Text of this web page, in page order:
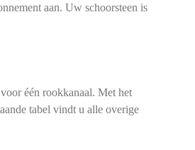
aan. Uw schoorsteen is
één rookkanaal. Met het
tabel vindt u alle overige